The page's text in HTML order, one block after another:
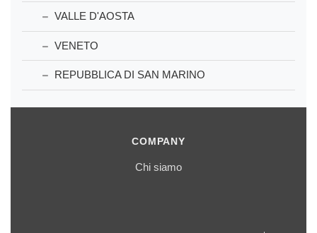
VALLE D'AOSTA
VENETO
REPUBBLICA DI SAN MARINO
COMPANY
Chi siamo